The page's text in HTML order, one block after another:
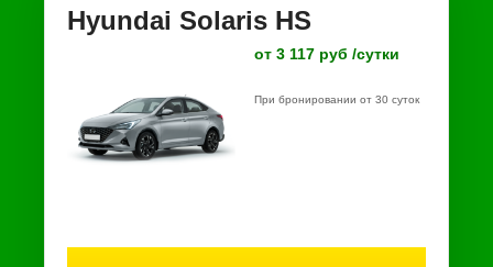
Hyundai Solaris HS
от 3 117 руб /сутки
При бронировании от 30 суток